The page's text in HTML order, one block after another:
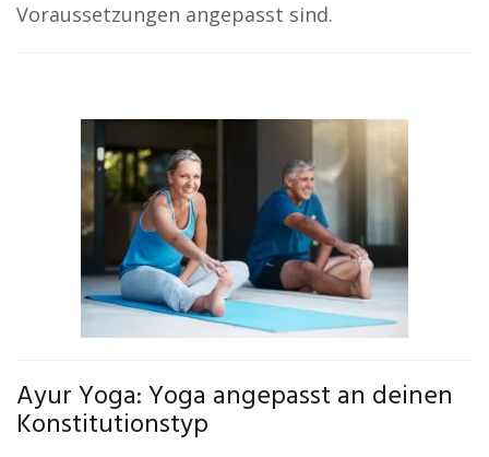
Voraussetzungen angepasst sind.
Ayur Yoga: Yoga angepasst an deinen
Konstitutionstyp